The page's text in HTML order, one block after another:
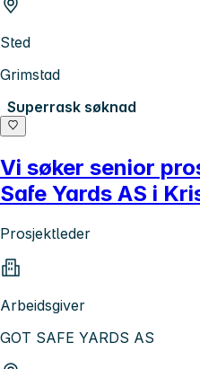
Sted
Grimstad
Superrask søknad
Vi søker senior
Safe Yards AS i
Prosjektleder
Arbeidsgiver
GOT SAFE YARDS AS